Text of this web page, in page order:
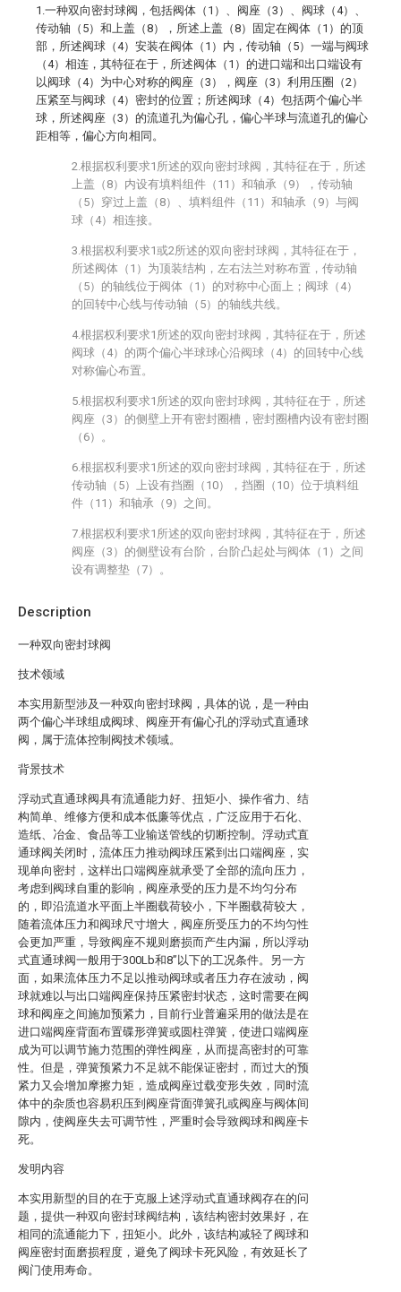
Description
一种双向密封球阀
技术领域
本实用新型涉及一种双向密封球阀，具体的说，是一种由
两个偏心半球组成阀球、阀座开有偏心孔的浮动式直通球
阀，属于流体控制阀技术领域。
背景技术
浮动式直通球阀具有流通能力好、扭矩小、操作省力、结
构简单、维修方便和成本低廉等优点，广泛应用于石化、
造纸、冶金、食品等工业输送管线的切断控制。浮动式直
通球阀关闭时，流体压力推动阀球压紧到出口端阀座，实
现单向密封，这样出口端阀座就承受了全部的流向压力，
考虑到阀球自重的影响，阀座承受的压力是不均匀分布
的，即沿流道水平面上半圈载荷较小，下半圈载荷较大，
随着流体压力和阀球尺寸增大，阀座所受压力的不均匀性
会更加严重，导致阀座不规则磨损而产生内漏，所以浮动
式直通球阀一般用于300Lb和8”以下的工况条件。另一方
面，如果流体压力不足以推动阀球或者压力存在波动，阀
球就难以与出口端阀座保持压紧密封状态，这时需要在阀
球和阀座之间施加预紧力，目前行业普遍采用的做法是在
进口端阀座背面布置碟形弹簧或圆柱弹簧，使进口端阀座
成为可以调节施力范围的弹性阀座，从而提高密封的可靠
性。但是，弹簧预紧力不足就不能保证密封，而过大的预
紧力又会增加摩擦力矩，造成阀座过载变形失效，同时流
体中的杂质也容易积压到阀座背面弹簧孔或阀座与阀体间
隙内，使阀座失去可调节性，严重时会导致阀球和阀座卡
死。
发明内容
本实用新型的目的在于克服上述浮动式直通球阀存在的问
题，提供一种双向密封球阀结构，该结构密封效果好，在
相同的流通能力下，扭矩小。此外，该结构减轻了阀球和
阀座密封面磨损程度，避免了阀球卡死风险，有效延长了
阀门使用寿命。
1.一种双向密封球阀，包括阀体（1）、阀座（3）、阀球（4）、
传动轴（5）和上盖（8），所述上盖（8）固定在阀体（1）的顶
部，所述阀球（4）安装在阀体（1）内，传动轴（5）一端与阀球
（4）相连，其特征在于，所述阀体（1）的进口端和出口端设有
以阀球（4）为中心对称的阀座（3），阀座（3）利用压圈（2）
压紧至与阀球（4）密封的位置；所述阀球（4）包括两个偏心半
球，所述阀座（3）的流道孔为偏心孔，偏心半球与流道孔的偏心
距相等，偏心方向相同。
2.根据权利要求1所述的双向密封球阀，其特征在于，所述
上盖（8）内设有填料组件（11）和轴承（9），传动轴
（5）穿过上盖（8）、填料组件（11）和轴承（9）与阀
球（4）相连接。
3.根据权利要求1或2所述的双向密封球阀，其特征在于，
所述阀体（1）为顶装结构，左右法兰对称布置，传动轴
（5）的轴线位于阀体（1）的对称中心面上；阀球（4）
的回转中心线与传动轴（5）的轴线共线。
4.根据权利要求1所述的双向密封球阀，其特征在于，所述
阀球（4）的两个偏心半球球心沿阀球（4）的回转中心线
对称偏心布置。
5.根据权利要求1所述的双向密封球阀，其特征在于，所述
阀座（3）的侧壁上开有密封圈槽，密封圈槽内设有密封圈
（6）。
6.根据权利要求1所述的双向密封球阀，其特征在于，所述
传动轴（5）上设有挡圈（10），挡圈（10）位于填料组
件（11）和轴承（9）之间。
7.根据权利要求1所述的双向密封球阀，其特征在于，所述
阀座（3）的侧壁设有台阶，台阶凸起处与阀体（1）之间
设有调整垫（7）。